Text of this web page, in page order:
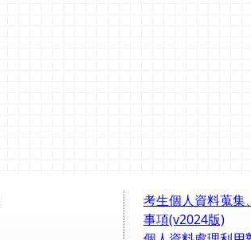
考生個人資料蒐集
事項(v2024版)